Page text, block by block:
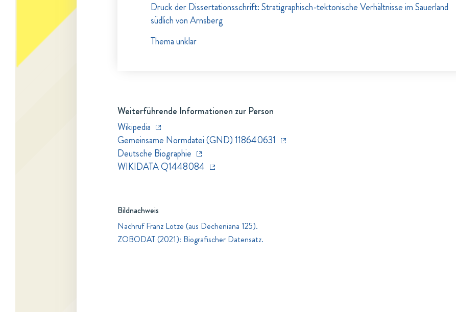
Druck der Dissertationsschrift: Stratigraphisch-tektonische Verhältnisse im Sauerland
südlich von Arnsberg
Thema unklar
Weiterführende Informationen zur Person
Wikipedia
Gemeinsame Normdatei (GND) 118640631
Deutsche Biographie
WIKIDATA Q1448084
Bildnachweis
Nachruf Franz Lotze (aus Decheniana 125).
ZOBODAT (2021): Biografischer Datensatz.